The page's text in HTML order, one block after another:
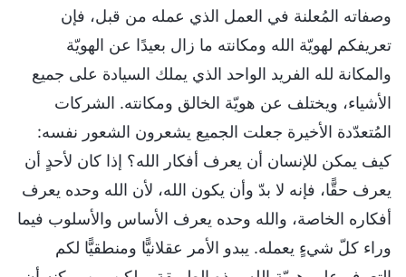
وصفاته المُعلنة في العمل الذي عمله من قبل، فإن
تعريفكم لهويّة الله ومكانته ما زال بعيدًا عن الهويّة
والمكانة لله الفريد الواحد الذي يملك السيادة على جميع
الأشياء، ويختلف عن هويّة الخالق ومكانته. الشركات
المُتعدّدة الأخيرة جعلت الجميع يشعرون الشعور نفسه:
كيف يمكن للإنسان أن يعرف أفكار الله؟ إذا كان لأحدٍ أن
يعرف حقًّا، فإنه لا بدّ وأن يكون الله، لأن الله وحده يعرف
أفكاره الخاصة، والله وحده يعرف الأساس والأسلوب فيما
وراء كلّ شيءٍ يعمله. يبدو الأمر عقلانيًّا ومنطقيًّا لكم